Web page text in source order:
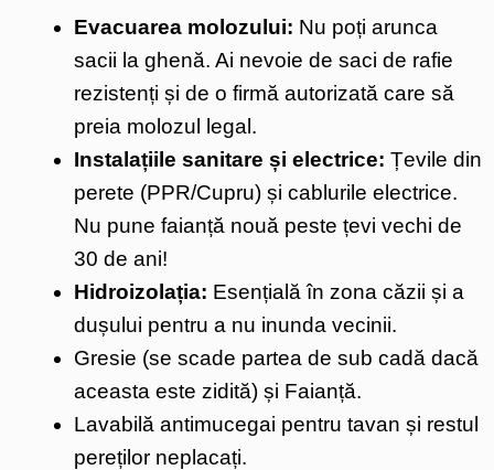
Evacuarea molozului: Nu poți arunca
sacii la ghenă. Ai nevoie de saci de rafie
rezistenți și de o firmă autorizată care să
preia molozul legal.
Instalațiile sanitare și electrice: Țevile din
perete (PPR/Cupru) și cablurile electrice.
Nu pune faianță nouă peste țevi vechi de
30 de ani!
Hidroizolația: Esențială în zona căzii și a
dușului pentru a nu inunda vecinii.
Gresie (se scade partea de sub cadă dacă
aceasta este zidită) și Faianță.
Lavabilă antimucegai pentru tavan și restul
pereților neplacați.